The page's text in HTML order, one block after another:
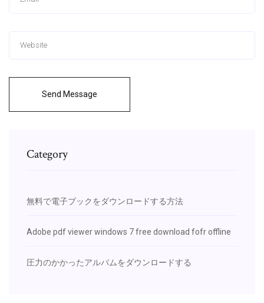
Send Message
Category
無料で電子ブックをダウンロードする方法
Adobe pdf viewer windows 7 free download fofr offline
圧力のかかったアルバムをダウンロードする